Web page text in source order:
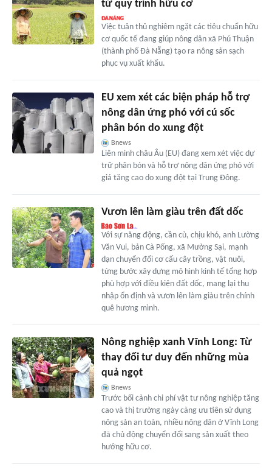
từ quy trình hữu cơ
Việc tuân thủ nghiêm ngặt các tiêu chuẩn hữu
cơ quốc tế đang giúp nông dân xã Phú Thuận
(thành phố Đà Nẵng) tạo ra nông sản sạch
phục vụ xuất khẩu.
EU xem xét các biện pháp hỗ trợ
nông dân ứng phó với cú sốc
phân bón do xung đột
Bnews
Liên minh châu Âu (EU) đang xem xét việc dự
trữ phân bón và hỗ trợ nông dân ứng phó với
giá tăng cao do xung đột tại Trung Đông.
Vươn lên làm giàu trên đất dốc
Với sự năng động, cần cù, chịu khó, anh Lường
Văn Vui, bản Cà Pống, xã Mường Sại, mạnh
dạn chuyển đổi cơ cấu cây trồng, vật nuôi,
từng bước xây dựng mô hình kinh tế tổng hợp
phù hợp với điều kiện đất dốc, mang lại thu
nhập ổn định và vươn lên làm giàu trên chính
quê hương mình.
Nông nghiệp xanh Vĩnh Long: Từ
thay đổi tư duy đến những mùa
quả ngọt
Bnews
Trước bối cảnh chi phí vật tư nông nghiệp tăng
cao và thị trường ngày càng ưu tiên sử dụng
nông sản an toàn, nhiều nông dân ở Vĩnh Long
đã chủ động chuyển đổi sang sản xuất theo
hướng hữu cơ.